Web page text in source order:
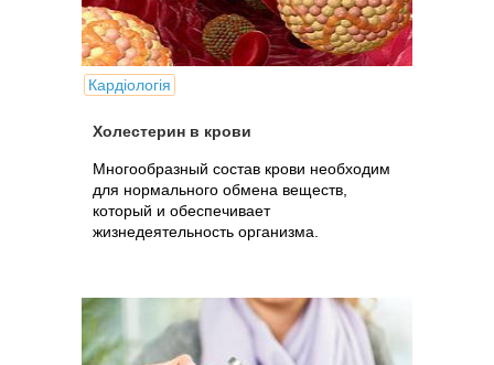
Кардіологія
Холестерин в крови
Многообразный состав крови необходим
для нормального обмена веществ,
который и обеспечивает
жизнедеятельность организма.